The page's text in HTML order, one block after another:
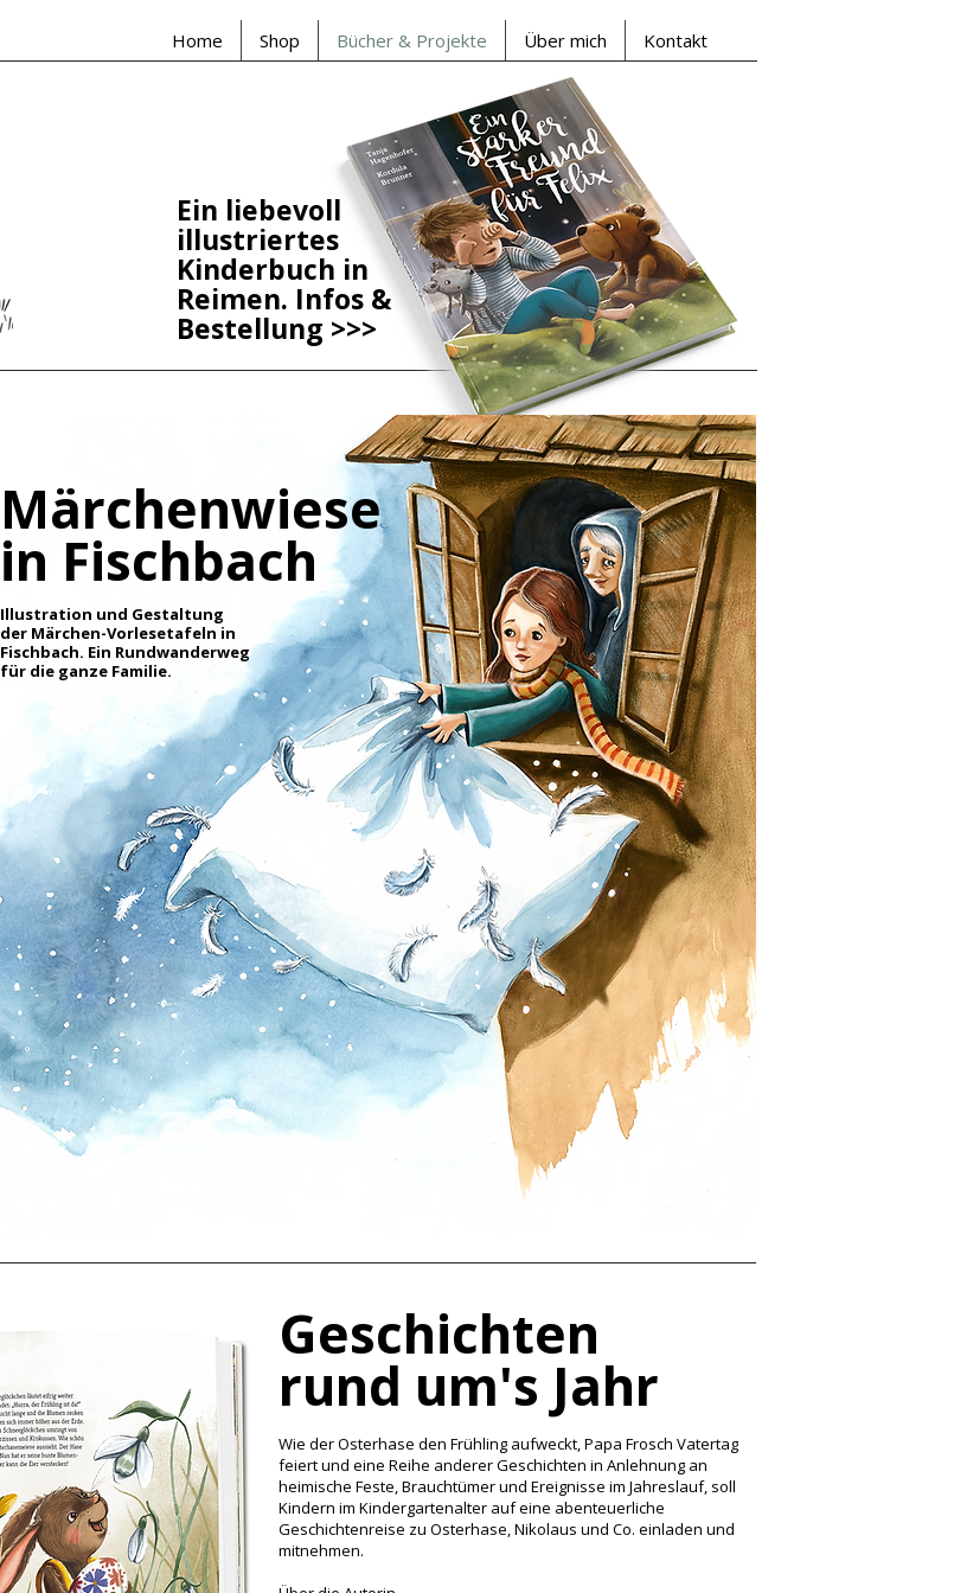
Home Shop Bücher & Projekte Über mich Kontakt
Ein liebevoll
illustriertes
Kinderbuch in
Reimen. Infos &
Bestellung >>>
Märchenwiese
in Fischbach
Illustration und Gestaltung
der Märchen-Vorlesetafeln in
Fischbach. Ein Rundwanderweg
für die ganze Familie.
Geschichten
rund um's Jahr
Wie der Osterhase den Frühling aufweckt, Papa Frosch Vatertag
feiert und eine Reihe anderer Geschichten in Anlehnung an
heimische Feste, Brauchtümer und Ereignisse im Jahreslauf, soll
Kindern im Kindergartenalter auf eine abenteuerliche
Geschichtenreise zu Osterhase, Nikolaus und Co. einladen und
mitnehmen.